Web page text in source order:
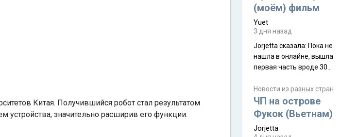
Китая. Получившийся робот стал результатом
устройства, значительно расширив его функции.
(моём) фильм
Yuet
3 дня назад
Jorjetta сказалa: Пока не
нашла в онлайне, вышла
первая часть вроде 30
Дивали 8 ноября.
Новости из разных стран
ЧП на острове
Фукок (Вьетнам)
Jorjetta